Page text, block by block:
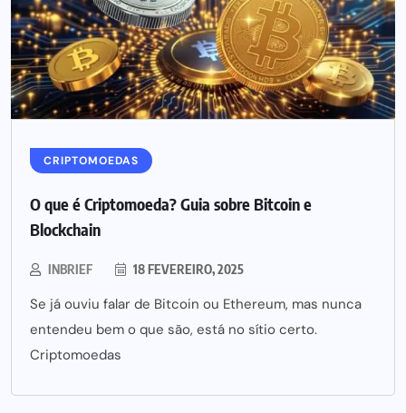
CRIPTOMOEDAS
O que é Criptomoeda? Guia sobre Bitcoin e
Blockchain
INBRIEF 18 FEVEREIRO, 2025
Se já ouviu falar de Bitcoin ou Ethereum, mas nunca
entendeu bem o que são, está no sítio certo.
Criptomoedas